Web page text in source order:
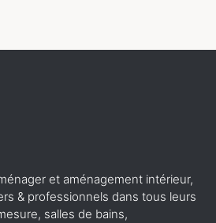
et aménagement intérieur,
& professionnels dans tous leurs
salles de bains,